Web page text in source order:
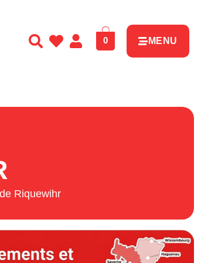
0 MENU
Riquewihr